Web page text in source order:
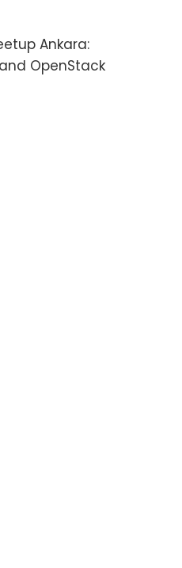
Ankara:
OpenStack